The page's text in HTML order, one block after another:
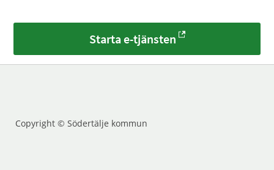
Starta e-tjänsten
Copyright © Södertälje kommun